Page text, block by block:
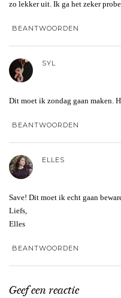
zo lekker uit. Ik ga het zeker
BEANTWOORDEN
SYL
Dit moet ik zondag gaan maken.
BEANTWOORDEN
ELLES
Save! Dit moet ik echt gaan
Liefs,
Elles
BEANTWOORDEN
Geef een reactie